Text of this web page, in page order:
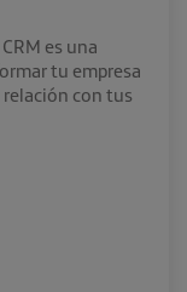
es una
tu empresa
con tus